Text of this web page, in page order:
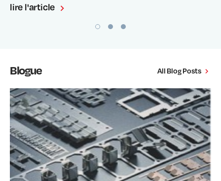
lire l'article
Blogue All Blog Posts